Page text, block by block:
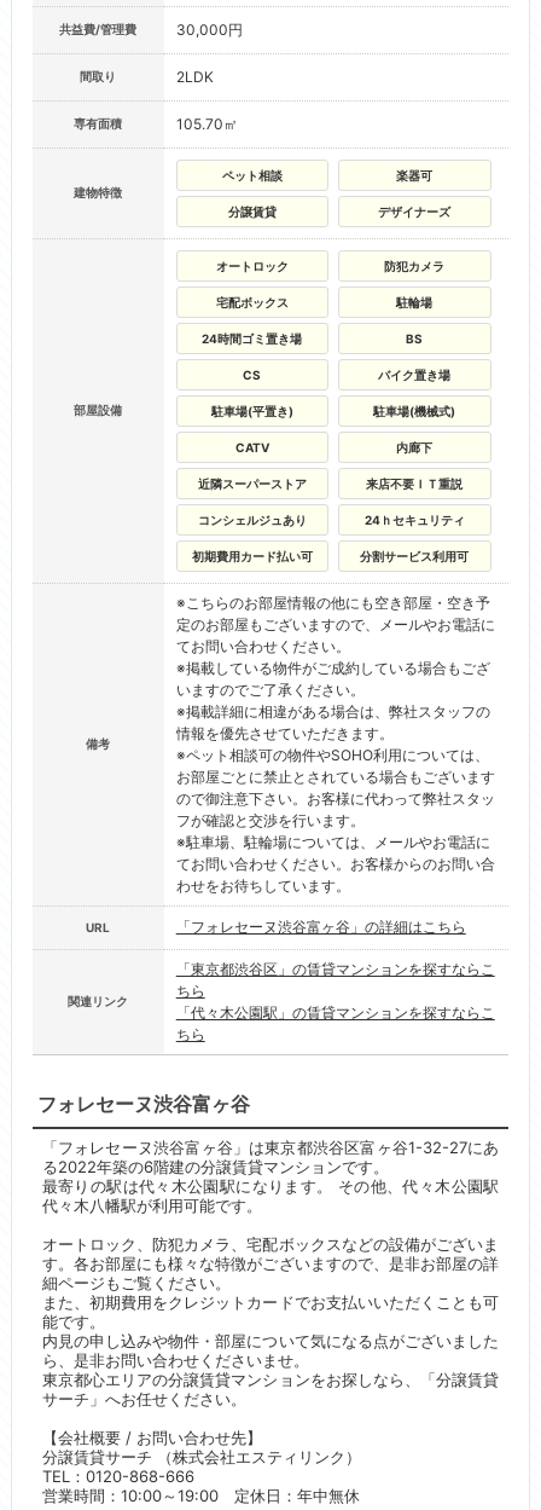
共益費/管理費 30,000円
間取り 2LDK
専有面積 105.70㎡
建物特徴
ペット相談 楽器可
分譲賃貸 デザイナーズ
部屋設備
オートロック 防犯カメラ
宅配ボックス 駐輪場
24時間ゴミ置き場 BS
CS バイク置き場
駐車場(平置き) 駐車場(機械式)
CATV 内廊下
近隣スーパーストア 来店不要ＩＴ重説
コンシェルジュあり 24ｈセキュリティ
初期費用カード払い可 分割サービス利用可
備考
※こちらのお部屋情報の他にも空き部屋・空き予
定のお部屋もございますので、メールやお電話に
てお問い合わせください。
※掲載している物件がご成約している場合もござ
いますのでご了承ください。
※掲載詳細に相違がある場合は、弊社スタッフの
情報を優先させていただきます。
※ペット相談可の物件やSOHO利用については、
お部屋ごとに禁止とされている場合もございます
ので御注意下さい。お客様に代わって弊社スタッ
フが確認と交渉を行います。
※駐車場、駐輪場については、メールやお電話に
てお問い合わせください。お客様からのお問い合
わせをお待ちしています。
URL 「フォレセーヌ渋谷富ヶ谷」の詳細はこちら
関連リンク
「東京都渋谷区」の賃貸マンションを探すならこ
ちら
「代々木公園駅」の賃貸マンションを探すならこ
ちら
フォレセーヌ渋谷富ヶ谷
「フォレセーヌ渋谷富ヶ谷」は東京都渋谷区富ヶ谷1-32-27にあ
る2022年築の6階建の分譲賃貸マンションです。
最寄りの駅は代々木公園駅になります。 その他、代々木公園駅
代々木八幡駅が利用可能です。
オートロック、防犯カメラ、宅配ボックスなどの設備がございま
す。各お部屋にも様々な特徴がございますので、是非お部屋の詳
細ページもご覧ください。
また、初期費用をクレジットカードでお支払いいただくことも可
能です。
内見の申し込みや物件・部屋について気になる点がございました
ら、是非お問い合わせくださいませ。
東京都心エリアの分譲賃貸マンションをお探しなら、「分譲賃貸
サーチ」へお任せください。
【会社概要 / お問い合わせ先】
分譲賃貸サーチ （株式会社エスティリンク）
TEL：0120-868-666
営業時間：10:00～19:00 定休日：年中無休